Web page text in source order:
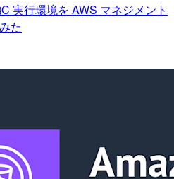
実行環境を AWS マネジメント
た